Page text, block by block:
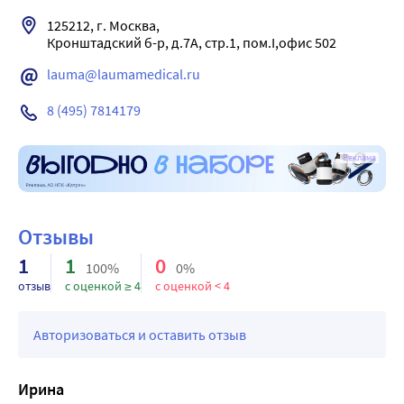
при условии соблюдения настоящей инструкции.
Возможные побочные действия при использовании
медицинского изделия: неэффективное использование,
проявлении индивидуальной аллергической реакции
обратиться к специалисту.
125212, г. Москва,
Кронштадский б-р, д.7А, стр.1, пом.I,офис 502
lauma@laumamedical.ru
8 (495) 7814179
Реклама
Отзывы
1
отзыв
1 100%
с оценкой ≥ 4
0 0%
с оценкой < 4
Авторизоваться и оставить отзыв
Ирина